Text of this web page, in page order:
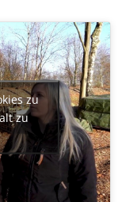
zu
zu